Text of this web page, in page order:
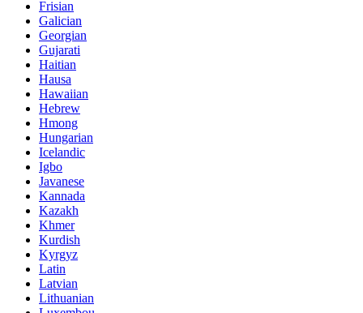
Frisian
Galician
Georgian
Gujarati
Haitian
Hausa
Hawaiian
Hebrew
Hmong
Hungarian
Icelandic
Igbo
Javanese
Kannada
Kazakh
Khmer
Kurdish
Kyrgyz
Latin
Latvian
Lithuanian